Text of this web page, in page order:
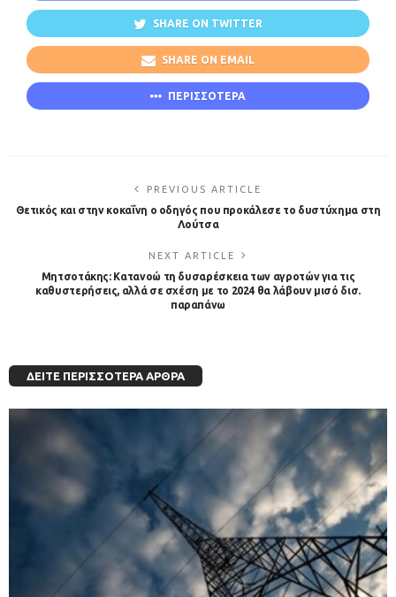
SHARE ON TWITTER
SHARE ON EMAIL
ΠΕΡΙΣΣΟΤΕΡΑ
PREVIOUS ARTICLE
Θετικός και στην κοκαΐνη ο οδηγός που προκάλεσε το δυστύχημα στη
Λούτσα
NEXT ARTICLE
Μητσοτάκης: Κατανοώ τη δυσαρέσκεια των αγροτών για τις
καθυστερήσεις, αλλά σε σχέση με το 2024 θα λάβουν μισό δισ.
παραπάνω
ΔΕΊΤΕ ΠΕΡΙΣΣΌΤΕΡΑ ΆΡΘΡΑ